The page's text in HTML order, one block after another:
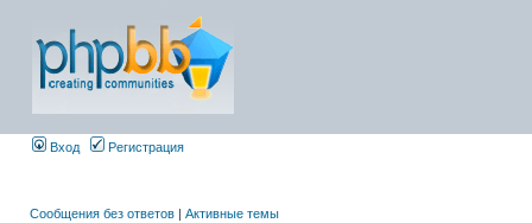
Вход Регистрация
Сообщения без ответов | Активные темы